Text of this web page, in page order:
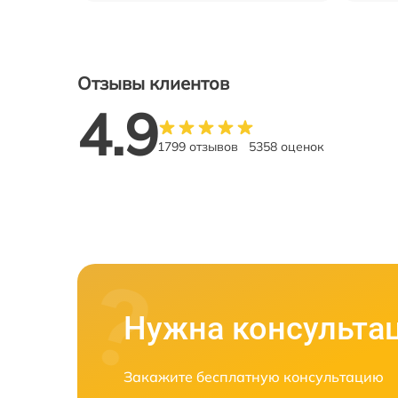
Отзывы клиентов
4.91799 отзывов 5358 оценок
Нужна
Закажите бесплатную консультацию